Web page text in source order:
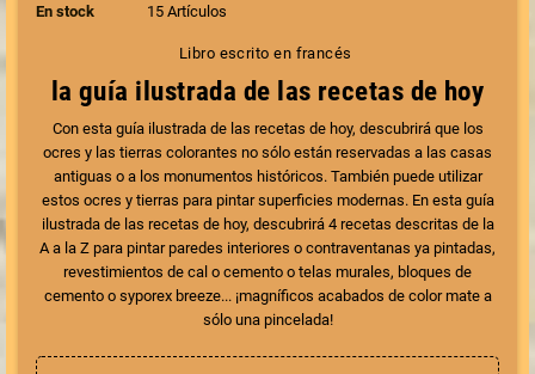
En stock
15 Artículos
Libro escrito en francés
la guía ilustrada de las recetas de hoy
Con esta guía ilustrada de las recetas de hoy, descubrirá que los
ocres y las tierras colorantes no sólo están reservadas a las casas
antiguas o a los monumentos históricos. También puede utilizar
estos ocres y tierras para pintar superficies modernas. En esta guía
ilustrada de las recetas de hoy, descubrirá 4 recetas descritas de la
A a la Z para pintar paredes interiores o contraventanas ya pintadas,
revestimientos de ca l o cemento o telas murales, bloques de
cemento o syporex breeze... ¡magníficos acabados de color mate a
sólo una pincelada!